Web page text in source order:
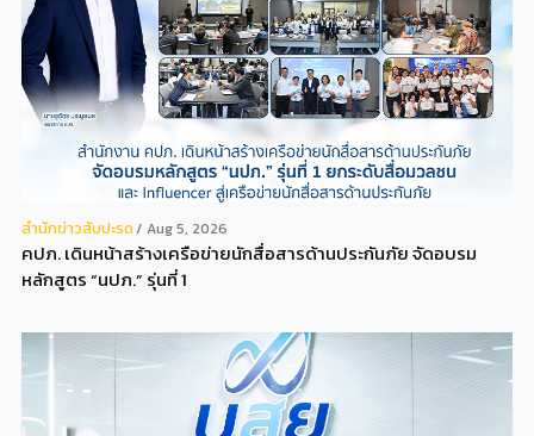
สํานักข่าวสับปะรด Aug 5, 2026
คปภ. เดินหน้าสร้างเครือข่ายนักสื่อสารด้านประกันภัย จัดอบรม
หลักสูตร “นปภ.” รุ่นที่ 1